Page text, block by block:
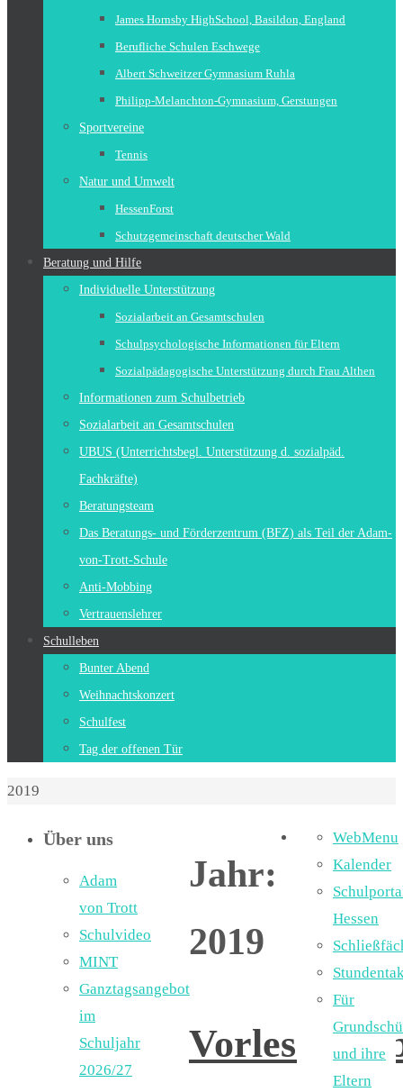
James Hornsby HighSchool, Basildon, England
Berufliche Schulen Eschwege
Albert Schweitzer Gymnasium Ruhla
Philipp-Melanchton-Gymnasium, Gerstungen
Sportvereine
Tennis
Natur und Umwelt
HessenForst
Schutzgemeinschaft deutscher Wald
Beratung und Hilfe
Individuelle Unterstützung
Sozialarbeit an Gesamtschulen
Schulpsychologische Informationen für Eltern
Sozialpädagogische Unterstützung durch Frau Althen
Informationen zum Schulbetrieb
Sozialarbeit an Gesamtschulen
UBUS (Unterrichtsbegl. Unterstützung d. sozialpäd.
Fachkräfte)
Beratungsteam
Das Beratungs- und Förderzentrum (BFZ) als Teil der Adam-
von-Trott-Schule
Anti-Mobbing
Vertrauenslehrer
Schulleben
Bunter Abend
Weihnachtskonzert
Schulfest
Tag der offenen Tür
Start
2019
Jahr:
2019
Über uns
Adam
von Trott
Schulvideo
MINT
Ganztagsangebot
im
Schuljahr
2026/27
WebMenu
Kalender
Hessen
Für
und ihre
Eltern